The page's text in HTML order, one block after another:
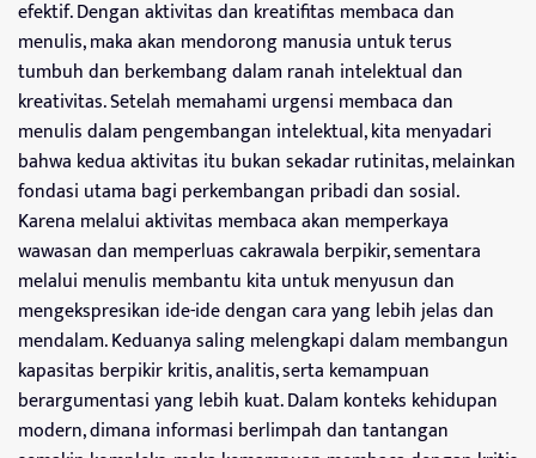
efektif. Dengan aktivitas dan kreatifitas membaca dan
menulis, maka akan mendorong manusia untuk terus
tumbuh dan berkembang dalam ranah intelektual dan
kreativitas. Setelah memahami urgensi membaca dan
menulis dalam pengembangan intelektual, kita menyadari
bahwa kedua aktivitas itu bukan sekadar rutinitas, melainkan
fondasi utama bagi perkembangan pribadi dan sosial.
Karena melalui aktivitas membaca akan memperkaya
wawasan dan memperluas cakrawala berpikir, sementara
melalui menulis membantu kita untuk menyusun dan
mengekspresikan ide-ide dengan cara yang lebih jelas dan
mendalam. Keduanya saling melengkapi dalam membangun
kapasitas berpikir kritis, analitis, serta kemampuan
berargumentasi yang lebih kuat. Dalam konteks kehidupan
modern, dimana informasi berlimpah dan tantangan